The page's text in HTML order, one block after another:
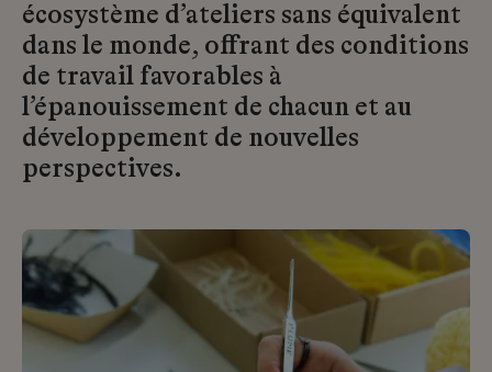
écosystème d’ateliers sans équivalent
dans le monde, offrant des conditions
de travail favorables à
l’épanouissement de chacun et au
développement de nouvelles
perspectives.